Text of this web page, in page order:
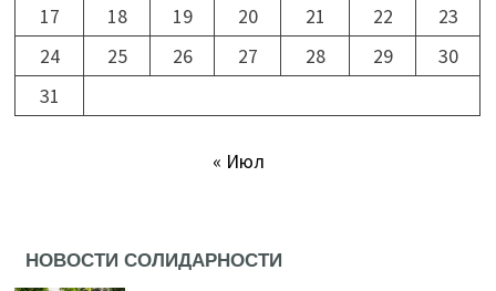
17
18 19 20 21 22
23
24
25 26 27 28 29
30
31
« Июл
НОВОСТИ СОЛИДАРНОСТИ